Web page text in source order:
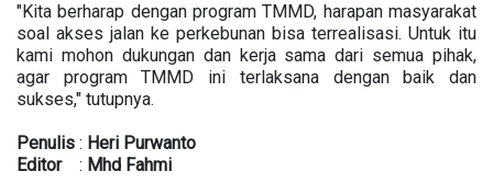
"Kita berharap dengan program TMMD, harapan masyarakat
soal akses jalan ke perkebunan bisa terrealisasi. Untuk itu
kami mohon dukungan dan kerja sama dari semua pihak,
agar program TMMD ini terlaksana dengan baik dan
sukses," tutupnya.
Penulis : Heri Purwanto
Editor: Mhd Fahmi